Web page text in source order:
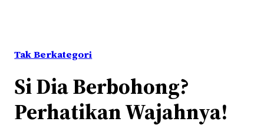
Tak Berkategori
Si Dia Berbohong?
Perhatikan Wajahnya!